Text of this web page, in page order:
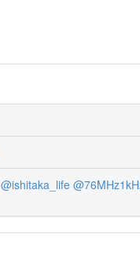
@ishitaka_life